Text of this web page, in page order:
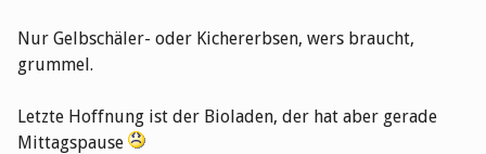
Nur Gelbschäler- oder Kichererbsen, wers braucht,
grummel.
Letzte Hoffnung ist der Bioladen, der hat aber gerade
Mittagspause